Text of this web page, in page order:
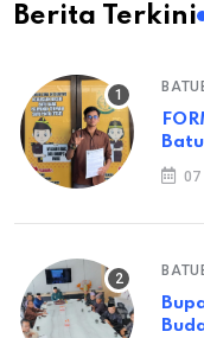
Berita Terkini
07